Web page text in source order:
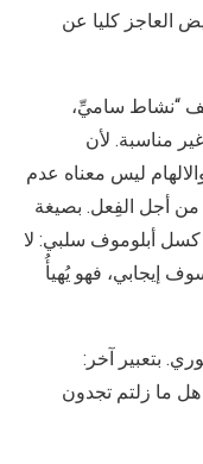
العاجز كليا عن
“نشاط ساميِّ،
مناسبة. لأن
ليس معناه عدم
أجل الفِعل. بصيغة
كسل أبلوموف سلبي: لا
إيجابي، فهو يُهيأُ
بتعبير آخر:
ما زلتم تجدون